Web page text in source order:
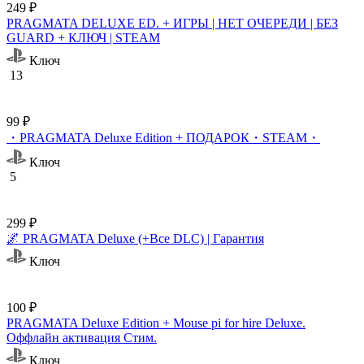
249 ₽
PRAGMATA DELUXE ED. + ИГРЫ | НЕТ ОЧЕРЕДИ | БЕЗ
GUARD + КЛЮЧ | STEAM
Ключ
13
99 ₽
・PRAGMATA Deluxe Edition + ПОДАРОК・STEAM・
Ключ
5
299 ₽
🌌 PRAGMATA Deluxe (+Все DLC) | Гарантия
Ключ
100 ₽
PRAGMATA Deluxe Edition + Mouse pi for hire Deluxe.
Оффлайн активация Cтим.
Ключ